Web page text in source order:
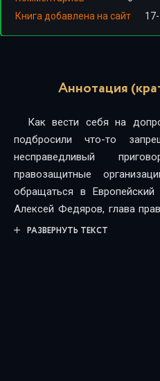
Книга добавлена на сайт
Аннотация
Как вести себя на
подбросили что-то
несправедливый
правозащитные
обращаться в
Алексей Федяров, глава
«Русь сидящая»,
РАЗВЕРНУТЬ ТЕКСТ